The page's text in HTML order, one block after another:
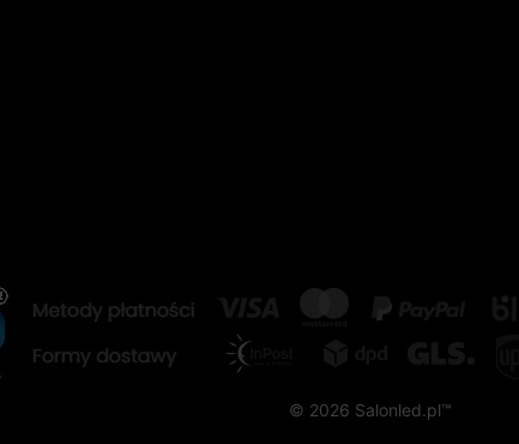
© 2026 Salonled.pl™